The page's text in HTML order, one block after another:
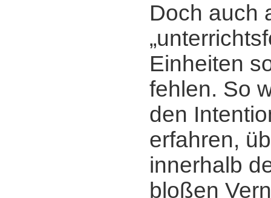
Doch auch
Einheiten
fehlen. So
den
erfahren,
innerhalb
bloßen